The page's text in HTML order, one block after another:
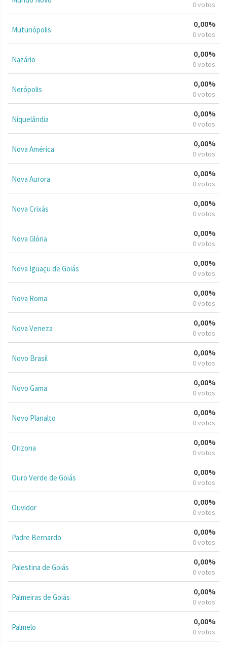
0 votos
Mutunópolis
0,00%
0 votos
Nazário
0,00%
0 votos
Nerópolis
0,00%
0 votos
Niquelândia
0,00%
0 votos
Nova América
0,00%
0 votos
Nova Aurora
0,00%
0 votos
Nova Crixás
0,00%
0 votos
Nova Glória
0,00%
0 votos
Nova Iguaçu de Goiás
0,00%
0 votos
Nova Roma
0,00%
0 votos
Nova Veneza
0,00%
0 votos
Novo Brasil
0,00%
0 votos
Novo Gama
0,00%
0 votos
Novo Planalto
0,00%
0 votos
Orizona
0,00%
0 votos
Ouro Verde de Goiás
0,00%
0 votos
Ouvidor
0,00%
0 votos
Padre Bernardo
0,00%
0 votos
Palestina de Goiás
0,00%
0 votos
Palmeiras de Goiás
0,00%
0 votos
Palmelo
0,00%
0 votos